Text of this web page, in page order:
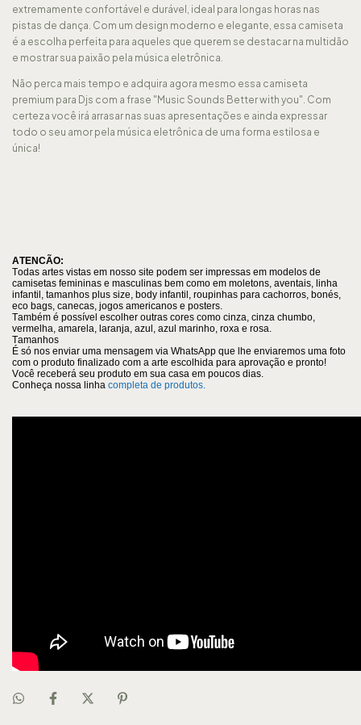
extremamente confortável e durável, ideal para longas horas nas
pistas de dança. Com um design moderno e elegante, essa camiseta
é a escolha perfeita para aqueles que querem se destacar na multidão
e mostrar sua paixão pela música eletrônica.
Não perca mais tempo e adquira agora mesmo essa camiseta
premium para Djs com a frase "Music Sounds Better with you". Com
certeza você irá arrasar nas suas apresentações e ainda expressar
todo o seu amor pela música eletrônica de uma forma estilosa e
única!
ATENCÃO:
Todas artes vistas em nosso site podem ser impressas em modelos de
camisetas femininas e masculinas bem como em moletons, aventais, linha
infantil, tamanhos plus size, body infantil, roupinhas para cachorros, bonés,
eco bags, canecas, jogos americanos e posters.
Também é possível escolher outras cores como cinza, cinza chumbo,
vermelha, amarela, laranja, azul, azul marinho, roxa e rosa.
Tamanhos
É só nos enviar uma mensagem via WhatsApp que lhe enviaremos uma foto
com o produto finalizado com a arte escolhida para aprovação e pronto!
Você receberá seu produto em sua casa em poucos dias.
Conheça nossa linha completa de produtos.